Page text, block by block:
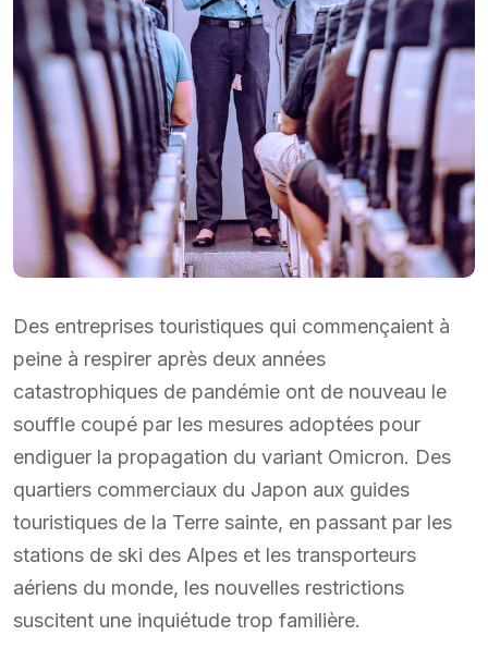
Des entreprises touristiques qui commençaient à
peine à respirer après deux années
catastrophiques de pandémie ont de nouveau le
souffle coupé par les mesures adoptées pour
endiguer la propagation du variant Omicron. Des
quartiers commerciaux du Japon aux guides
touristiques de la Terre sainte, en passant par les
stations de ski des Alpes et les transporteurs
aériens du monde, les nouvelles restrictions
suscitent une inquiétude trop familière.